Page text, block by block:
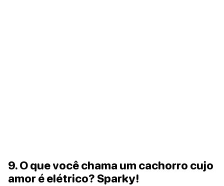
9. O que você chama um cachorro cujo
amor é elétrico? Sparky!